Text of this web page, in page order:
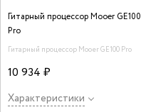
Гитарный процессор Mooer GE100
Pro
Гитарный процессор Mooer GE100 Pro
10 934 ₽
Характеристики